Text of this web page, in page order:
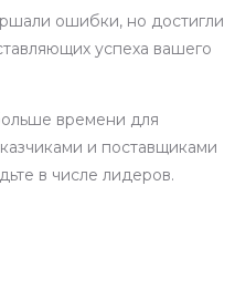
ошибки, но достигли
успеха вашего
времени для
и поставщиками
в числе лидеров.